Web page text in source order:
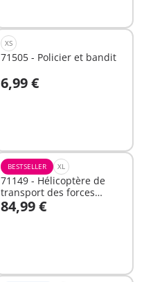
XS
71505 - Policier et bandit
6,99 €
Au panier
BESTSELLER XL
71149 - Hélicoptère de
transport des forces
spéciales
84,99 €
Au panier